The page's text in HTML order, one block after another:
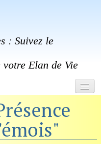
: Suivez le
votre Elan de Vie